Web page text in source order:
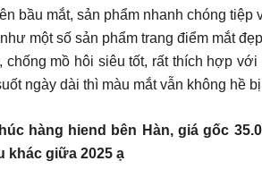
bầu mắt, sản phẩm nhanh chóng
một số sản phẩm trang điểm mắt
mồ hôi siêu tốt, rất thích hợp
ngày dài thì màu mắt vẫn không hề
hàng hiend bên Hàn, giá gốc
khác giữa 2025 ạ